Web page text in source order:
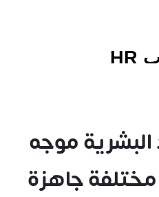
موجه
نماذج مختلفة جاهزة